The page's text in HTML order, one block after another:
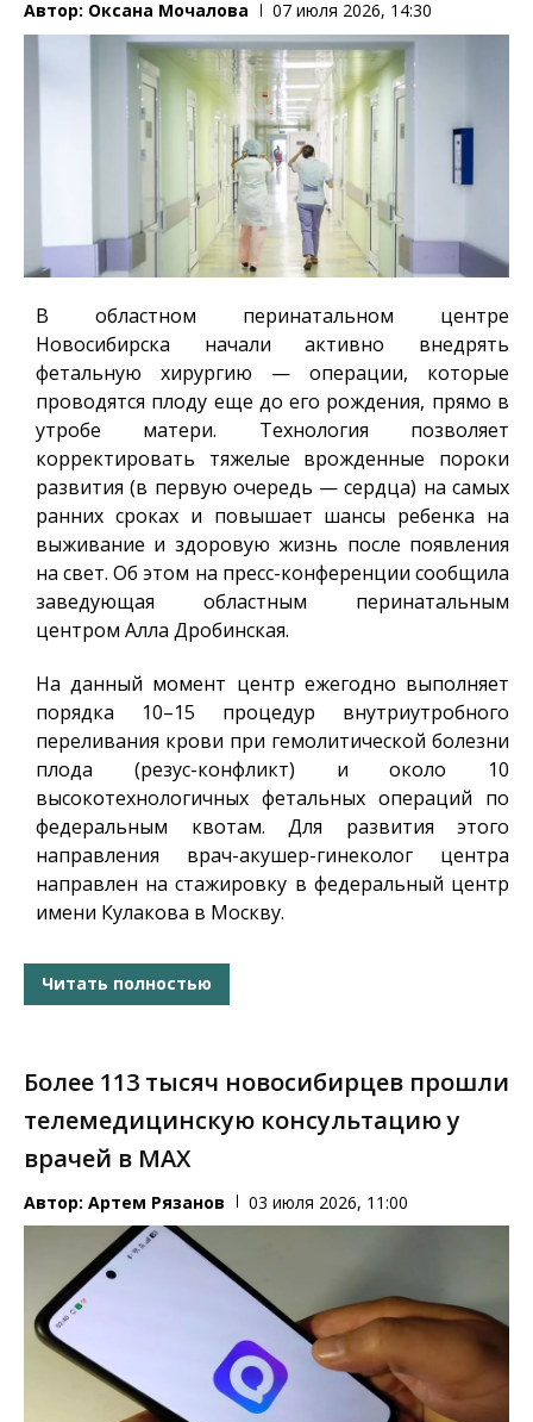
Автор: Оксана Мочалова 07 июля 2026, 14:30
В областном перинатальном центре
Новосибирска начали активно внедрять
фетальную хирургию — операции, которые
проводятся плоду еще до его рождения, прямо в
утробе матери. Технология позволяет
корректировать тяжелые врожденные пороки
развития (в первую очередь — сердца) на самых
ранних сроках и повышает шансы ребенка на
выживание и здоровую жизнь после появления
на свет. Об этом на пресс-конференции сообщила
заведующая областным перинатальным
центром Алла Дробинская.
На данный момент центр ежегодно выполняет
порядка 10–15 процедур внутриутробного
переливания крови при гемолитической болезни
плода (резус-конфликт) и около 10
высокотехнологичных фетальных операций по
федеральным квотам. Для развития этого
направления врач-акушер-гинеколог центра
направлен на стажировку в федеральный центр
имени Кулакова в Москву.
Читать полностью
Более 113 тысяч новосибирцев прошли
телемедицинскую консультацию у
врачей в MAX
Автор: Артем Рязанов 03 июля 2026, 11:00